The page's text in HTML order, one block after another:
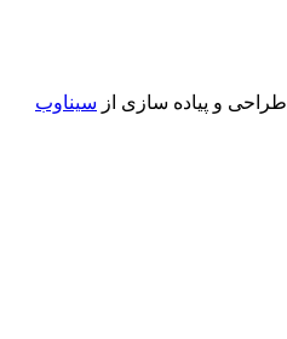
طراحی و پیاده سازی از سیناوب